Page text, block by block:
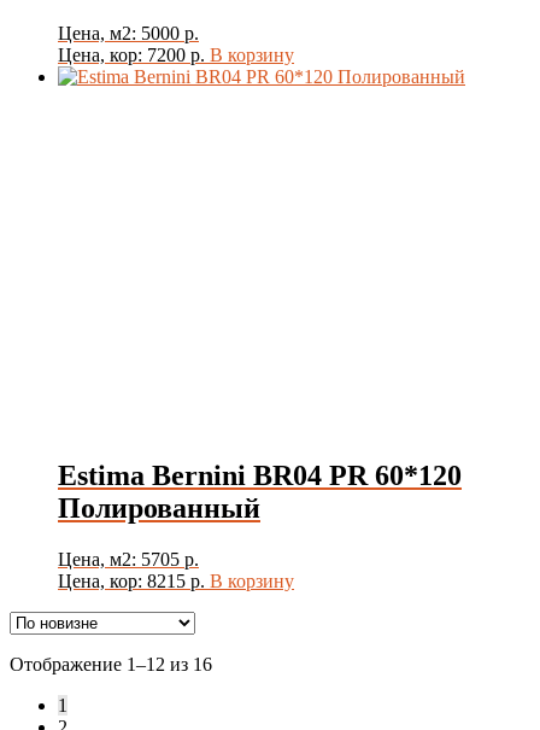
Цена, м2: 5000 р.
Цена, кор: 7200 р. В корзину
Estima Bernini BR04 PR 60*120
Полированный
Цена, м2: 5705 р.
Цена, кор: 8215 р. В корзину
Отображение 1–12 из 16Сортировка:
1